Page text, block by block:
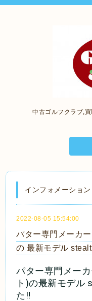
中古ゴルフクラブ,
インフォメーション
2022-08-05 15:54:00
パター専門メーカ
の 最新モデル
パター専門メー
ト)の最新モデル
た‼